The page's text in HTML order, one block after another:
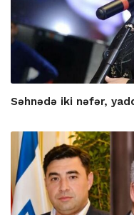
Səhnədə iki nəfər,